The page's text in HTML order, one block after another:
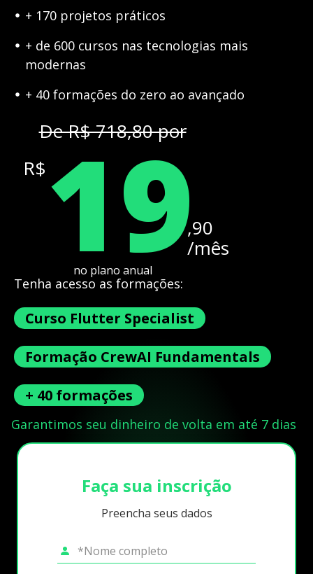
+ 170 projetos práticos
+ de 600 cursos nas tecnologias mais
modernas
+ 40 formações do zero ao avançado
De R$ 718,80 por
R$ 19,90
/mês
no plano anual
Tenha acesso as formações:
Curso Flutter Specialist
Formação CrewAI Fundamentals
+ 40 formações
Garantimos seu dinheiro de volta em até 7 dias
Faça sua inscrição
Preencha seus dados